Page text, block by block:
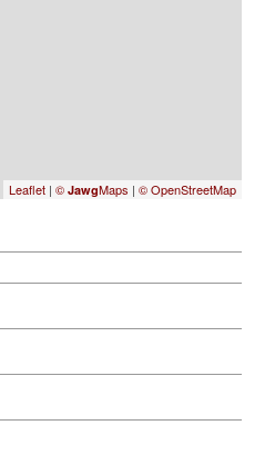
Leaflet | © JawgMaps | © OpenStreetMap